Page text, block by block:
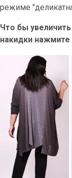
режиме
Что бы
накидки нажмите